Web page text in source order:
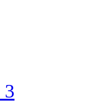
3